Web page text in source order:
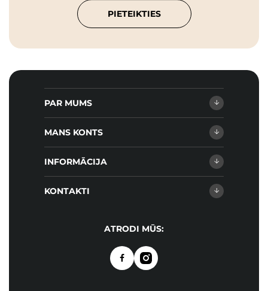
PIETEIKTIES
PAR MUMS
MANS KONTS
INFORMĀCIJA
KONTAKTI
ATRODI MŪS: